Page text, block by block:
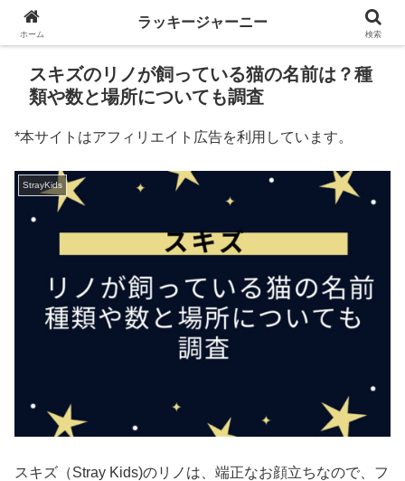
スキズのリノが飼っている猫の名前は？種
類や数と場所についても調査
*本サイトはアフィリエイト広告を利用しています。
StrayKids
スキズ（Stray Kids)のリノは、端正なお顔立ちなので、フ
ホーム
ラッキージャーニー
検索